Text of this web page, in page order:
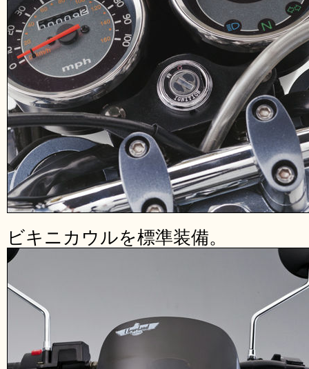
ビキニカウルを標準装備。